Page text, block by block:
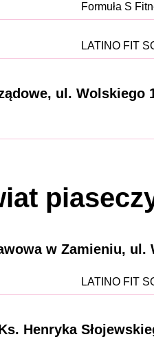
Formuła S
LATINO FIT
ul.
w Zamieniu,
LATINO FIT
Henryka